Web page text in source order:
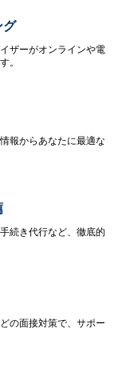
グ
ザーがオンラインや電
。
報からあなたに最適な
続き代行など、徹底的
の面接対策で、サポー